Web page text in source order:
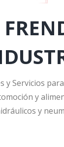
y Servicios
y
y